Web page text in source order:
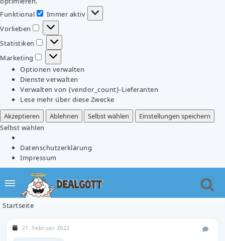
Funktional
Funktional
Immer aktiv
Vorlieben
Vorlieben
Statistiken
Statistiken
Marketing
Marketing
Optionen verwalten
Dienste verwalten
Verwalten von {vendor_count}-Lieferanten
Lese mehr über diese Zwecke
Akzeptieren
Ablehnen Selbst wählen
Einstellungen speichern
Selbst wählen
Datenschutzerklärung
Impressum
Startseite
21. Februar 2022